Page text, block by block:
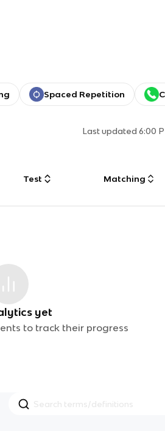
Spaced Repetition
Last updated6:00
Test Matching
yet
to track their progress